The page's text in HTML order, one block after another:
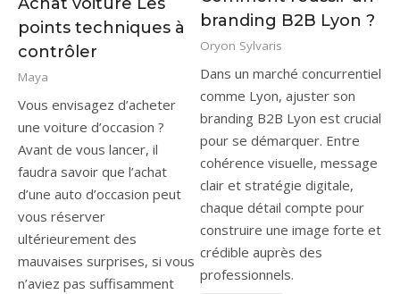
points techniques à
contrôler
Maya
Vous envisagez d’acheter
une voiture d’occasion ?
Avant de vous lancer, il
faudra savoir que l’achat
d’une auto d’occasion peut
vous réserver
ultérieurement des
mauvaises surprises, si vous
n’aviez pas suffisamment
branding B2B Lyon ?
Oryon Sylvaris
Dans un marché concurrentiel
comme Lyon, ajuster son
branding B2B Lyon est crucial
pour se démarquer. Entre
cohérence visuelle, message
clair et stratégie digitale,
chaque détail compte pour
construire une image forte et
crédible auprès des
professionnels.